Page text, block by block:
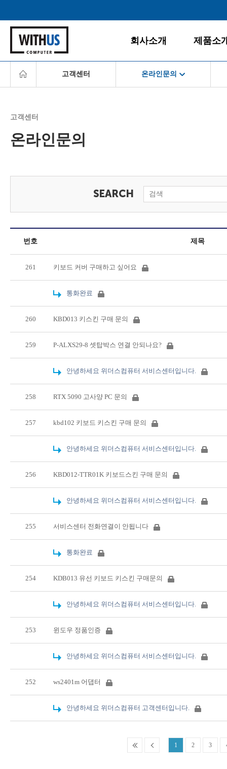
회사소개
회사소개
제품소
고객센터 온라인문의
FAQ
온라인문의
고객센터
온라인문의
번호 제목
261 키보드 커버 구매하고 싶어요
통화완료
260 KBD013 키스킨 구매 문의
259 P-ALXS29-8 셋탑박스 연결 안되나요?
안녕하세요 위더스컴퓨터 서비스센터입니다.
258 RTX 5090 고사양 PC 문의
257 kbd102 키보드 키스킨 구매 문의
안녕하세요 위더스컴퓨터 서비스센터입니다.
256 KBD012-TTR01K 키보드스킨 구매 문의
안녕하세요 위더스컴퓨터 서비스센터입니다.
255 서비스센터 전화연결이 안됩니다
통화완료
254 KDB013 유선 키보드 키스킨 구매문의
안녕하세요 위더스컴퓨터 서비스센터입니다.
253 윈도우 정품인증
안녕하세요 위더스컴퓨터 서비스센터입니다.
252 ws2401m 어댑터
안녕하세요 위더스컴퓨터 고객센터입니다.
1 2 3